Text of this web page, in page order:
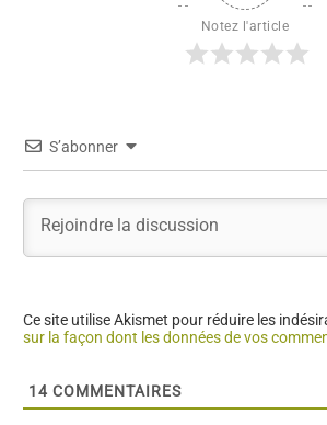
Notez l'article
S’abonner
Ce site utilise Akismet pour réduire les
sur la façon dont les données de vos
14 COMMENTAIRES